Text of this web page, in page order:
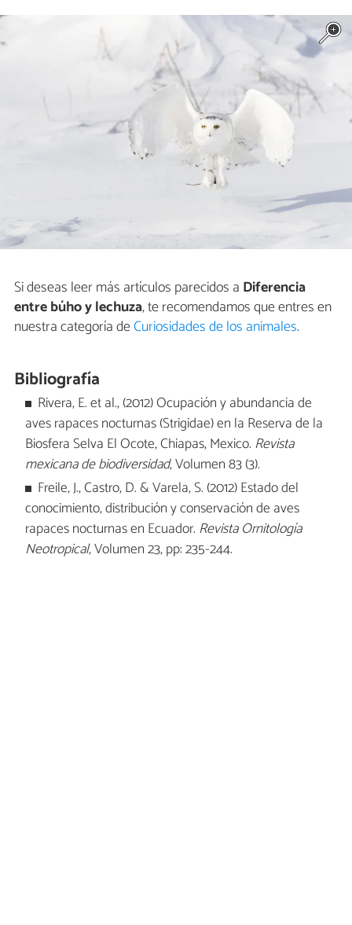
Si deseas leer más artículos parecidos a Diferencia
entre búho y lechuza, te recomendamos que entres en
nuestra categoría deCuriosidades de los animales.
Bibliografía
Rivera, E. et al., (2012) Ocupación y abundancia de
aves rapaces nocturnas (Strigidae) en la Reserva de la
Biosfera Selva El Ocote, Chiapas, Mexico. Revista
mexicana de biodiversidad, Volumen 83 (3).
Freile, J., Castro, D. & Varela, S. (2012) Estado del
conocimiento, distribución y conservación de aves
rapaces nocturnas en Ecuador. Revista Ornitología
Neotropical, Volumen 23, pp: 235-244.